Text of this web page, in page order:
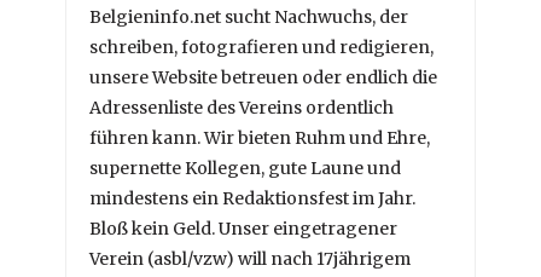
Belgieninfo.net sucht Nachwuchs, der
schreiben, fotografieren und redigieren,
unsere Website betreuen oder endlich die
Adressenliste des Vereins ordentlich
führen kann. Wir bieten Ruhm und Ehre,
supernette Kollegen, gute Laune und
mindestens ein Redaktionsfest im Jahr.
Bloß kein Geld. Unser eingetragener
Verein (asbl/vzw) will nach 17jährigem